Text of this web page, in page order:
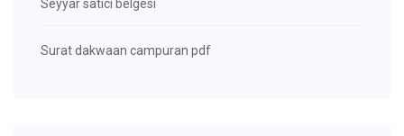
Seyyar satıcı belgesi
Surat dakwaan campuran pdf